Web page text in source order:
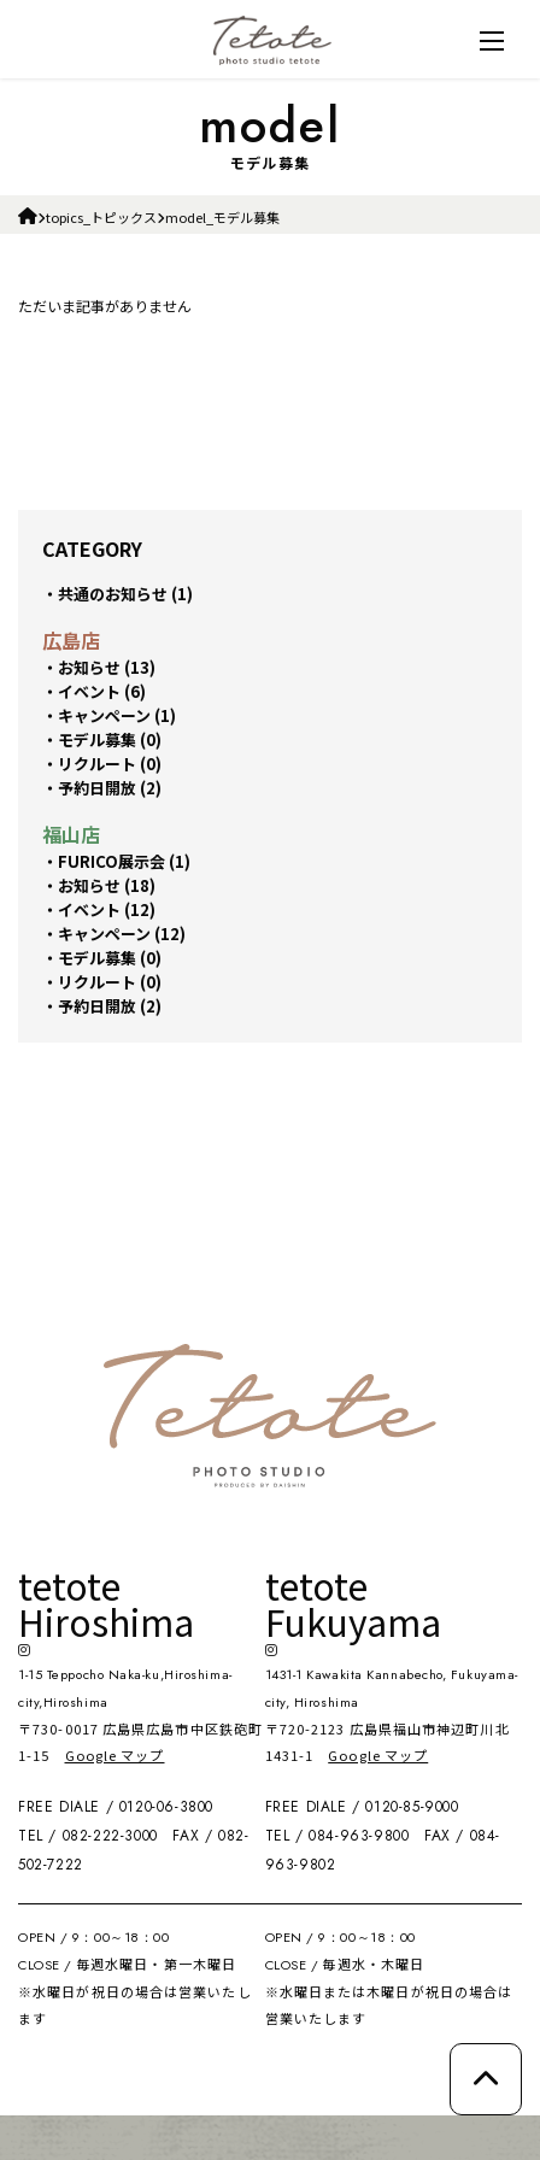
モデル募集
topics_トピックス model_モデル募集
ただいま記事がありません
CATEGORY
共通のお知らせ (1)
広島店
お知らせ (13)
イベント (6)
キャンペーン (1)
モデル募集 (0)
リクルート (0)
予約日開放 (2)
福山店
FURICO展示会 (1)
お知らせ (18)
イベント (12)
キャンペーン (12)
モデル募集 (0)
リクルート (0)
予約日開放 (2)
tetote
Hiroshima
1-15 Teppocho Naka-ku,Hiroshima-
city,Hiroshima
〒730-0017 広島県広島市中区鉄砲町
1-15 Google マップ
FREE DIALE / 0120-06-3800
TEL / 082-222-3000 FAX / 082-
502-7222
OPEN / 9：00～18：00
CLOSE / 毎週水曜日・第一木曜日
※水曜日が祝日の場合は営業いたし
ます
tetote
Fukuyama
1431-1 Kawakita Kannabecho, Fukuyama-
city, Hiroshima
〒720-2123 広島県福山市神辺町川北
1431-1 Google マップ
FREE DIALE / 0120-85-9000
TEL / 084-963-9800 FAX / 084-
963-9802
OPEN / 9：00～18：00
CLOSE / 毎週水・木曜日
※水曜日または木曜日が祝日の場合は
営業いたします